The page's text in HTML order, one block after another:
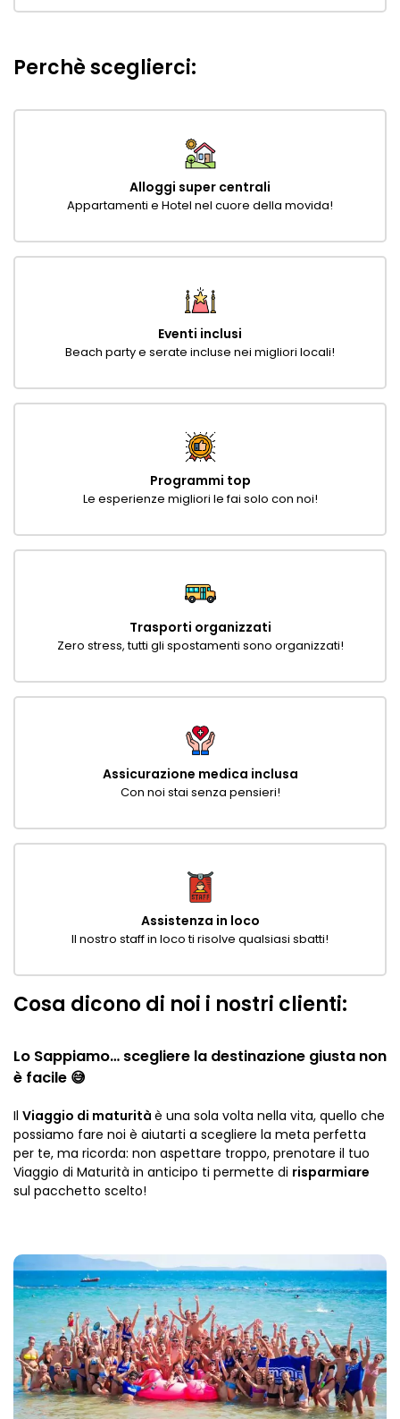
Perchè sceglierci:
Alloggi super centrali
Appartamenti e Hotel nel cuore della movida!
Eventi inclusi
Beach party e serate incluse nei migliori locali!
Programmi top
Le esperienze migliori le fai solo con noi!
Trasporti organizzati
Zero stress, tutti gli spostamenti sono organizzati!
Assicurazione medica inclusa
Con noi stai senza pensieri!
Assistenza in loco
Il nostro staff in loco ti risolve qualsiasi sbatti!
Cosa dicono di noi i nostri clienti:
Lo Sappiamo… scegliere la destinazione giusta non
è facile 😅
Il Viaggio di maturità è una sola volta nella vita, quello che
possiamo fare noi è aiutarti a scegliere la meta perfetta
per te, ma ricorda: non aspettare troppo, prenotare il tuo
Viaggio di Maturità in anticipo ti permette di risparmiare
sul pacchetto scelto!